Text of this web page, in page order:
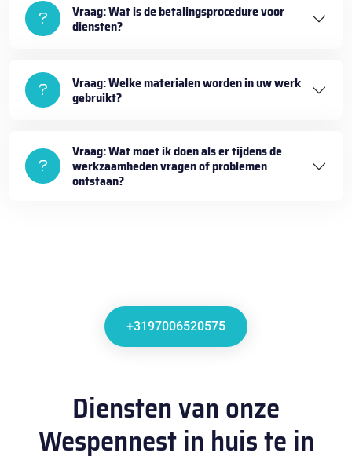
Vraag: Wat is de betalingsprocedure voor
diensten?
Vraag: Welke materialen worden in uw werk
gebruikt?
Vraag: Wat moet ik doen als er tijdens de
werkzaamheden vragen of problemen
ontstaan?
+3197006520575
Diensten van onze
Wespennest in huis te in